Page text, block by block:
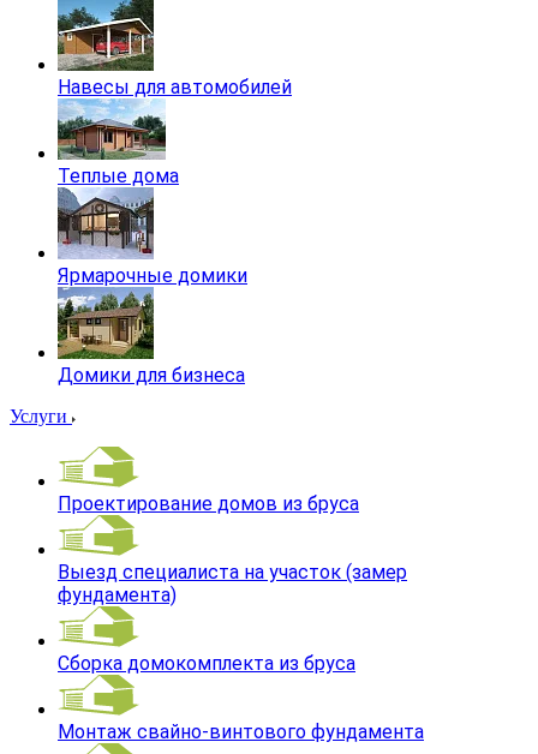
Навесы для автомобилей
Теплые дома
Ярмарочные домики
Домики для бизнеса
Услуги
Проектирование домов из бруса
Выезд специалиста на участок (замер
фундамента)
Сборка домокомплекта из бруса
Монтаж свайно-винтового фундамента